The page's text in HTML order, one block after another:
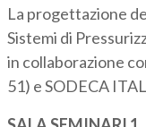
La progettazione
Sistemi di
in collaborazione
51) e SODECA